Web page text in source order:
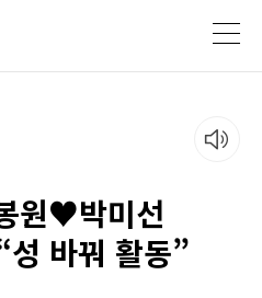
원♥박미선
바꿔 활동”